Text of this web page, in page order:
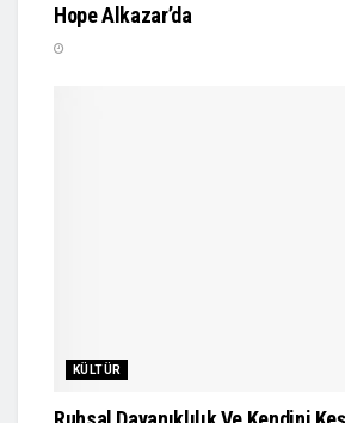
Hope Alkazar’da
KÜLTÜR